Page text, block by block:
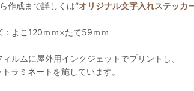
作成まで詳しくは“オリジナル文字入れステッカ
よこ120ｍｍ×たて59ｍｍ
ルムに屋外用インクジェットでプリントし、
ラミネートを施しています。